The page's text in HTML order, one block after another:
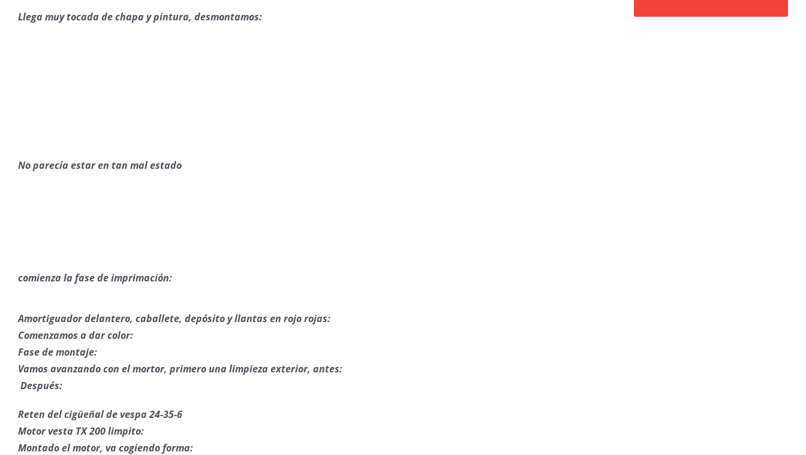
Llega muy tocada de chapa y pintura, desmontamos:
No parecía estar en tan mal estado
comienza la fase de imprimación:
Amortiguador delantero, caballete, depósito y llantas en rojo rojas:
Comenzamos a dar color:
Fase de montaje:
Vamos avanzando con el mortor, primero una limpieza exterior, antes:
Después:
Reten del cigüeñal de vespa 24-35-6
Motor vesta TX 200 limpito:
Montado el motor, va cogiendo forma: